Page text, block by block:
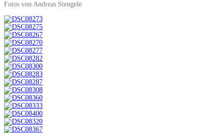
Fotos von Andreas Stengele